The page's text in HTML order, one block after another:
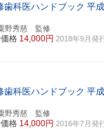
歯科医ハンドブック 平
野秀慈 監修
格 14,000円 2018年9月発
歯科医ハンドブック 平
野秀慈 監修
格 14,000円 2016年7月発